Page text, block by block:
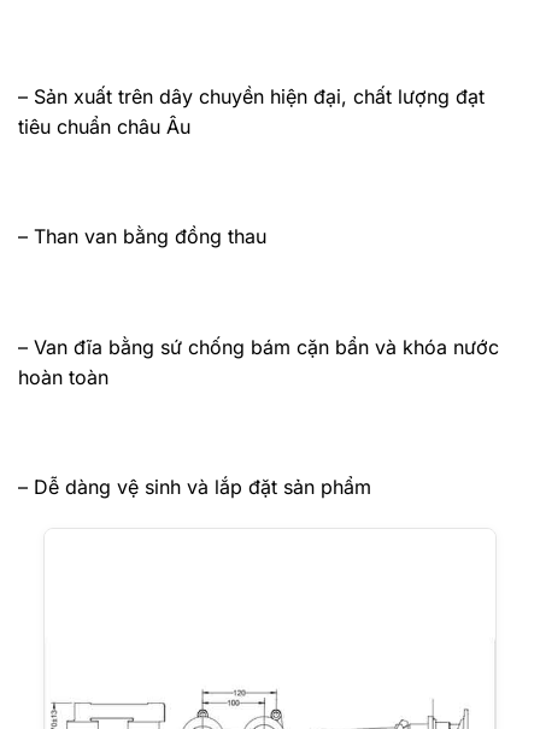
– Sản xuất trên dây chuyền hiện đại, chất lượng đạt
tiêu chuẩn châu Âu
– Than van bằng đồng thau
– Van đĩa bằng sứ chống bám cặn bẩn và khóa nước
hoàn toàn
– Dễ dàng vệ sinh và lắp đặt sản phẩm